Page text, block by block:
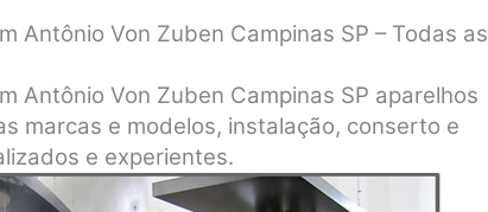
Antônio Von Zuben Campinas SP – Todas as
Antônio Von Zuben Campinas SP aparelhos
marcas e modelos, instalação, conserto e
e experientes.